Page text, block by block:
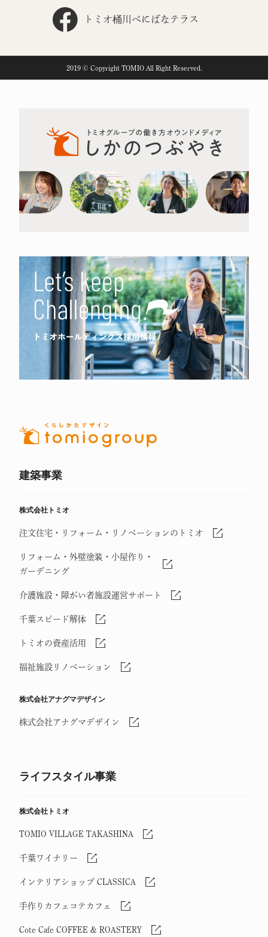
トミオ桶川べにばなテラス
2019 © Copyright TOMIO All Right Reserved.
建築事業
株式会社トミオ
注文住宅・リフォーム・リノベーションのトミオ
リフォーム・外壁塗装・小屋作り・
ガーデニング
介護施設・障がい者施設運営サポート
千葉スピード解体
トミオの資産活用
福祉施設リノベーション
株式会社アナグマデザイン
株式会社アナグマデザイン
ライフスタイル事業
株式会社トミオ
TOMIO VILLAGE TAKASHINA
千葉ワイナリー
インテリアショップ CLASSICA
手作りカフェコテカフェ
Cote Cafe COFFEE & ROASTERY